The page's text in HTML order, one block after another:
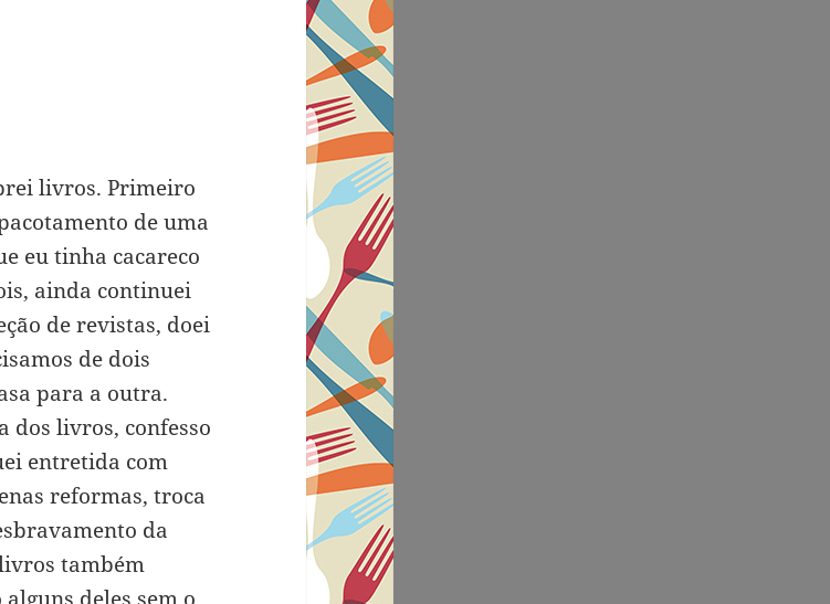
livros. Primeiro
de uma
eu tinha cacareco
ainda continuei
de revistas, doei
de dois
para a outra.
dos livros, confesso
entretida com
reformas, troca
da
também